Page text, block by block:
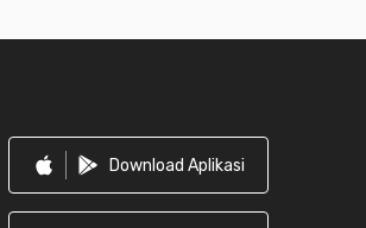
Download Aplikasi